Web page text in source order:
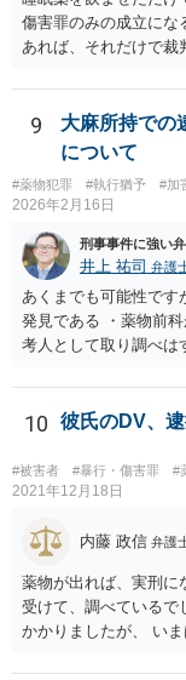
傷害罪のみの成立にな
あれば、それだけで裁
9
大麻所持での
について
#薬物犯罪 #執行猶予 #加
2026年2月16日
刑事事件に強い
井上 祐司 弁護
あくまでも可能性です
発見である ・薬物前
考人として取り調べは
す。
10 彼氏のDV、
#被害者 #暴行・傷害罪 #
2021年12月18日
内藤 政信 弁護
薬物が出れば、実刑に
受けて、調べているで
かかりましたが、 い